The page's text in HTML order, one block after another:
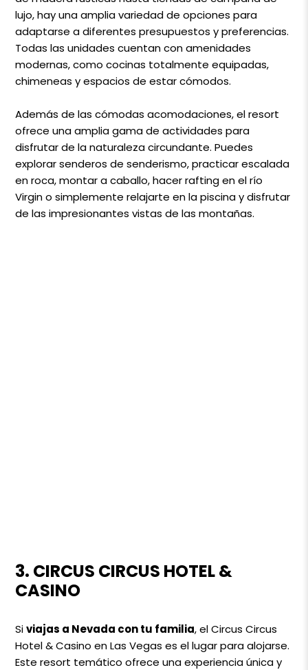
lujo, hay una amplia variedad de opciones para
adaptarse a diferentes presupuestos y preferencias.
Todas las unidades cuentan con amenidades
modernas, como cocinas totalmente equipadas,
chimeneas y espacios de estar cómodos.
Además de las cómodas acomodaciones, el resort
ofrece una amplia gama de actividades para
disfrutar de la naturaleza circundante. Puedes
explorar senderos de senderismo, practicar escalada
en roca, montar a caballo, hacer rafting en el río
Virgin o simplemente relajarte en la piscina y disfrutar
de las impresionantes vistas de las montañas.
3. CIRCUS CIRCUS HOTEL &
CASINO
Siviajas a Nevada con tu familia, el Circus Circus
Hotel & Casino en Las Vegas es el lugar para alojarse.
Este resort temático ofrece una experiencia única y